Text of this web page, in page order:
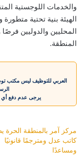
والخدمات اللوجستية
الهيئة بنية تحتية
المحليين والدوليين
المنطقة.
العربي للتوظيف ليس مكتب
يرجى عدم دفع أي
مركز آمر بالمنطقة الحرة
كاتب عدل ومترجمًا قانونيًا
ومساعدًا